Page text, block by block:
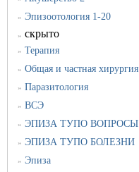
» Эпизоотология 1-20
» скрыто
» Терапия
» Общая и частная хирургия
» Паразитология
» ВСЭ
» ЭПИЗА ТУПО ВОПРОСЫ
» ЭПИЗА ТУПО БОЛЕЗНИ
» Эпиза